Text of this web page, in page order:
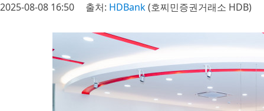
2025-08-08 16:50 출처: HDBank(호찌민증권거래소 HDB)